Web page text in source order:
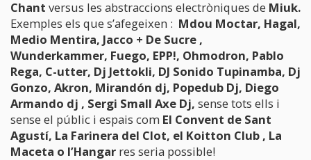
Chant versus les abstraccions electròniques de Miuk.
Exemples els que s’afegeixen : Mdou Moctar, Hagal,
Medio Mentira, Jacco + De Sucre ,
Wunderkammer, Fuego, EPP!, Ohmodron, Pablo
Rega, C-utter, Dj Jettokli, DJ Sonido Tupinamba, Dj
Gonzo, Akron, Mirandón dj, Popedub Dj, Diego
Armando dj , Sergi Small Axe Dj, sense tots ells i
sense el públic i espais com El Convent de Sant
Agustí, La Farinera del Clot, el Koitton Club , La
Maceta o l’Hangar res seria possible!